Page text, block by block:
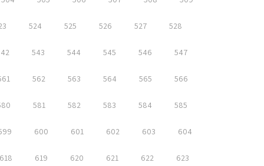
524 525 526 527 528
543 544 545 546 547
562 563 564 565 566
581 582 583 584 585
600 601 602 603 604
619 620 621 622 623